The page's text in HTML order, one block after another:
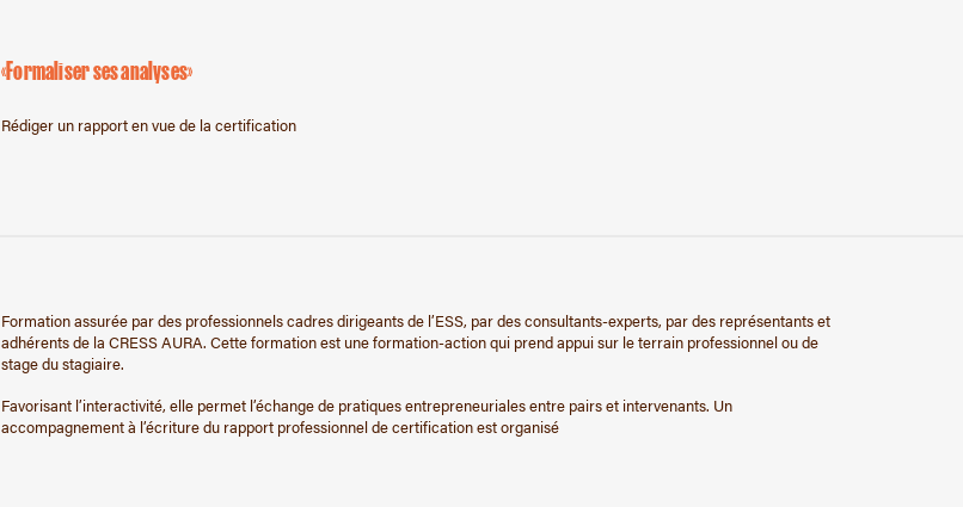
«Formaliser ses analyses»
Rédiger un rapport en vue de la certification
Formation assurée par des professionnels cadres dirigeants de l’ESS, par des consultants-experts, par des représentants et
adhérents de la CRESS AURA. Cette formation est une formation-action qui prend appui sur le terrain professionnel ou de
stage du stagiaire.
Favorisant l’interactivité, elle permet l’échange de pratiques entrepreneuriales entre pairs et intervenants. Un
accompagnement à l’écriture du rapport professionnel de certification est organisé